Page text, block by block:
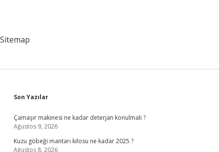
Sitemap
Sidebar
Son Yazılar
Çamaşır makinesi ne kadar deterjan konulmalı ?
Ağustos 9, 2026
Kuzu göbeği mantarı kilosu ne kadar 2025 ?
Ağustos 8, 2026